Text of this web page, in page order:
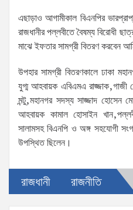
এছাড়াও আগামীকাল বিএনপির
রাজধানীর পল্লবীতে বৈষম্য বিরোধী
মাঝে ইফতার সামগ্রী বিতরণ করবেন
উপহার সামগ্রী বিতরণকালে ঢাকা
যুগ্ম আহবায়ক এবিএমএ
মন্টু,মহানগর সদস্য সাজ্জাদ হোসেন
আহবায়ক কামাল হোসাইন
সালামসহ বিএনপি ও অঙ্গ সহযোগী
উপস্থিত ছিলেন।
রাজধানী রাজনীতি